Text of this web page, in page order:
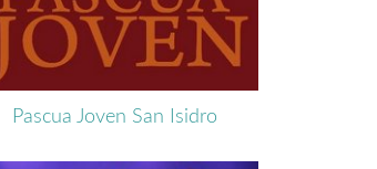
Pascua Joven San Isidro